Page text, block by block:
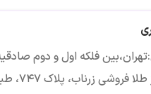
فلکه اول و دوم
زرناب، پلاک ۷۴۷، طبقه دوم غربی، مرکز کسری